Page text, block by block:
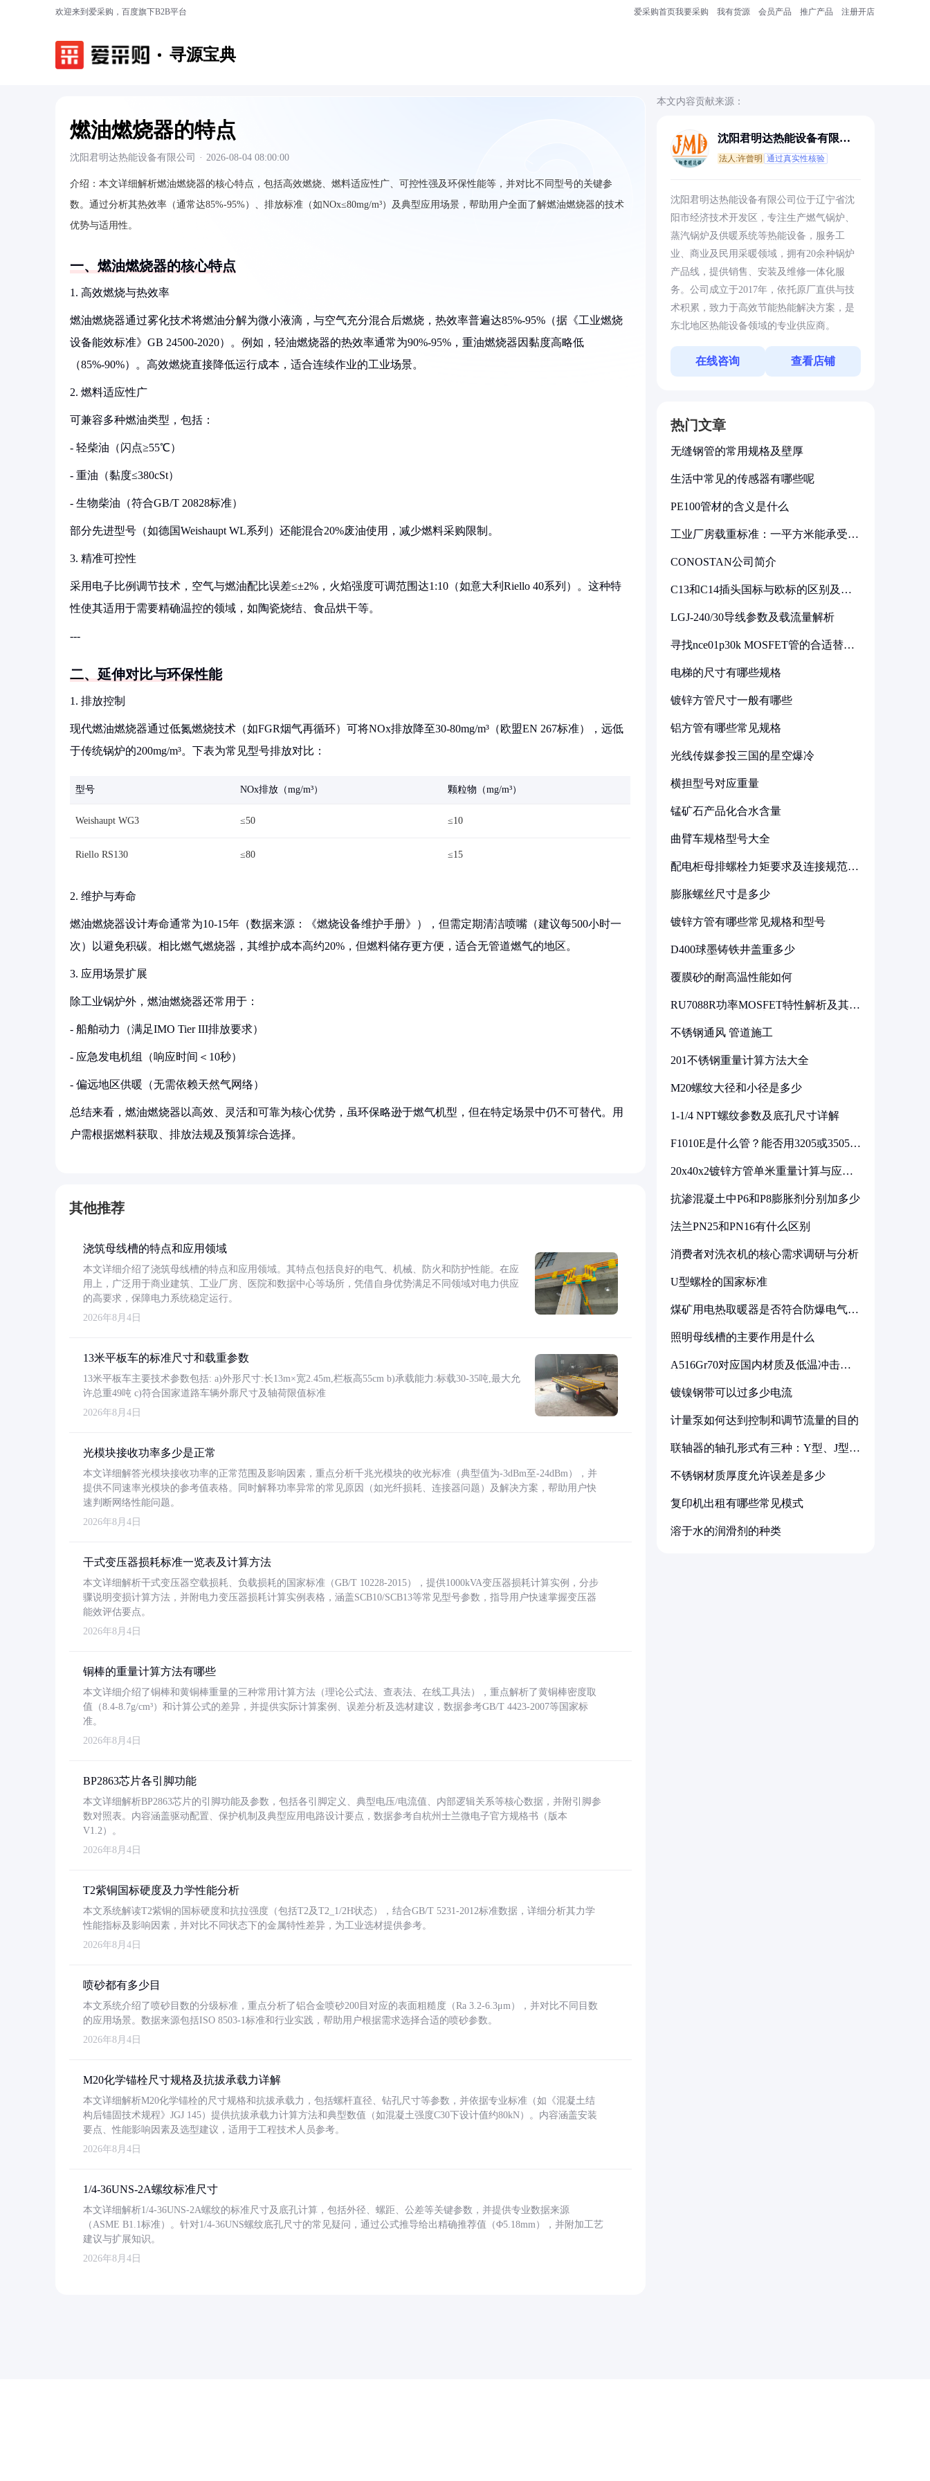
欢迎来到爱采购，百度旗下B2B平台 爱采购首页我要采购 我有货源 会员产品 推广产品 注册开店
寻源宝典
燃油燃烧器的特点
沈阳君明达热能设备有限公司 · 2026-08-04 08:00:00
介绍： 本文详细解析燃油燃烧器的核心特点，包括高效燃烧、燃料适应性广、可控性强及环保性能等，并对比不同型号的关键参
数。通过分析其热效率（通常达85%-95%）、排放标准（如NOx≤80mg/m³）及典型应用场景，帮助用户全面了解燃油燃烧器的技术
优势与适用性。
一、燃油燃烧器的核心特点
1. 高效燃烧与热效率
燃油燃烧器通过雾化技术将燃油分解为微小液滴，与空气充分混合后燃烧，热效率普遍达85%-95%（据《工业燃烧
设备能效标准》GB 24500-2020）。例如，轻油燃烧器的热效率通常为90%-95%，重油燃烧器因黏度高略低
（85%-90%）。高效燃烧直接降低运行成本，适合连续作业的工业场景。
2. 燃料适应性广
可兼容多种燃油类型，包括：
- 轻柴油（闪点≥55℃）
- 重油（黏度≤380cSt）
- 生物柴油（符合GB/T 20828标准）
部分先进型号（如德国Weishaupt WL系列）还能混合20%废油使用，减少燃料采购限制。
3. 精准可控性
采用电子比例调节技术，空气与燃油配比误差≤±2%，火焰强度可调范围达1:10（如意大利Riello 40系列）。这种特
性使其适用于需要精确温控的领域，如陶瓷烧结、食品烘干等。
---
二、延伸对比与环保性能
1. 排放控制
现代燃油燃烧器通过低氮燃烧技术（如FGR烟气再循环）可将NOx排放降至30-80mg/m³（欧盟EN 267标准），远低
于传统锅炉的200mg/m³。下表为常见型号排放对比：
型号 NOx排放（mg/m³） 颗粒物（mg/m³）
Weishaupt WG3 ≤50 ≤10
Riello RS130 ≤80 ≤15
2. 维护与寿命
燃油燃烧器设计寿命通常为10-15年（数据来源：《燃烧设备维护手册》），但需定期清洁喷嘴（建议每500小时一
次）以避免积碳。相比燃气燃烧器，其维护成本高约20%，但燃料储存更方便，适合无管道燃气的地区。
3. 应用场景扩展
除工业锅炉外，燃油燃烧器还常用于：
- 船舶动力（满足IMO Tier III排放要求）
- 应急发电机组（响应时间＜10秒）
- 偏远地区供暖（无需依赖天然气网络）
总结来看，燃油燃烧器以高效、灵活和可靠为核心优势，虽环保略逊于燃气机型，但在特定场景中仍不可替代。用
户需根据燃料获取、排放法规及预算综合选择。
其他推荐
浇筑母线槽的特点和应用领域
本文详细介绍了浇筑母线槽的特点和应用领域。其特点包括良好的电气、机械、防火和防护性能。在应
用上，广泛用于商业建筑、工业厂房、医院和数据中心等场所，凭借自身优势满足不同领域对电力供应
的高要求，保障电力系统稳定运行。
2026年8月4日
13米平板车的标准尺寸和载重参数
13米平板车主要技术参数包括: a)外形尺寸:长13m×宽2.45m,栏板高55cm b)承载能力:标载30-35吨,最大允
许总重49吨 c)符合国家道路车辆外廓尺寸及轴荷限值标准
2026年8月4日
光模块接收功率多少是正常
本文详细解答光模块接收功率的正常范围及影响因素，重点分析千兆光模块的收光标准（典型值为-3dBm至-24dBm），并
提供不同速率光模块的参考值表格。同时解释功率异常的常见原因（如光纤损耗、连接器问题）及解决方案，帮助用户快
速判断网络性能问题。
2026年8月4日
干式变压器损耗标准一览表及计算方法
本文详细解析干式变压器空载损耗、负载损耗的国家标准（GB/T 10228-2015），提供1000kVA变压器损耗计算实例，分步
骤说明变损计算方法，并附电力变压器损耗计算实例表格，涵盖SCB10/SCB13等常见型号参数，指导用户快速掌握变压器
能效评估要点。
2026年8月4日
铜棒的重量计算方法有哪些
本文详细介绍了铜棒和黄铜棒重量的三种常用计算方法（理论公式法、查表法、在线工具法），重点解析了黄铜棒密度取
值（8.4-8.7g/cm³）和计算公式的差异，并提供实际计算案例、误差分析及选材建议，数据参考GB/T 4423-2007等国家标
准。
2026年8月4日
BP2863芯片各引脚功能
本文详细解析BP2863芯片的引脚功能及参数，包括各引脚定义、典型电压/电流值、内部逻辑关系等核心数据，并附引脚参
数对照表。内容涵盖驱动配置、保护机制及典型应用电路设计要点，数据参考自杭州士兰微电子官方规格书（版本
V1.2）。
2026年8月4日
T2紫铜国标硬度及力学性能分析
本文系统解读T2紫铜的国标硬度和抗拉强度（包括T2及T2_1/2H状态），结合GB/T 5231-2012标准数据，详细分析其力学
性能指标及影响因素，并对比不同状态下的金属特性差异，为工业选材提供参考。
2026年8月4日
喷砂都有多少目
本文系统介绍了喷砂目数的分级标准，重点分析了铝合金喷砂200目对应的表面粗糙度（Ra 3.2-6.3μm），并对比不同目数
的应用场景。数据来源包括ISO 8503-1标准和行业实践，帮助用户根据需求选择合适的喷砂参数。
2026年8月4日
M20化学锚栓尺寸规格及抗拔承载力详解
本文详细解析M20化学锚栓的尺寸规格和抗拔承载力，包括螺杆直径、钻孔尺寸等参数，并依据专业标准（如《混凝土结
构后锚固技术规程》JGJ 145）提供抗拔承载力计算方法和典型数值（如混凝土强度C30下设计值约80kN）。内容涵盖安装
要点、性能影响因素及选型建议，适用于工程技术人员参考。
2026年8月4日
1/4-36UNS-2A螺纹标准尺寸
本文详细解析1/4-36UNS-2A螺纹的标准尺寸及底孔计算，包括外径、螺距、公差等关键参数，并提供专业数据来源
（ASME B1.1标准）。针对1/4-36UNS螺纹底孔尺寸的常见疑问，通过公式推导给出精确推荐值（Φ5.18mm），并附加工艺
建议与扩展知识。
2026年8月4日
本文内容贡献来源：
沈阳君明达热能设备有限公
法人:许曾明 通过真实性核验
沈阳君明达热能设备有限公司位于辽宁省沈
阳市经济技术开发区，专注生产燃气锅炉、
蒸汽锅炉及供暖系统等热能设备，服务工
业、商业及民用采暖领域，拥有20余种锅炉
产品线，提供销售、安装及维修一体化服
务。公司成立于2017年，依托原厂直供与技
术积累，致力于高效节能热能解决方案，是
东北地区热能设备领域的专业供应商。
在线咨询 查看店铺
热门文章
无缝钢管的常用规格及壁厚
生活中常见的传感器有哪些呢
PE100管材的含义是什么
工业厂房载重标准：一平方米能承受多
CONOSTAN公司简介
C13和C14插头国标与欧标的区别及其
LGJ-240/30导线参数及载流量解析
寻找nce01p30k MOSFET管的合适替代
电梯的尺寸有哪些规格
镀锌方管尺寸一般有哪些
铝方管有哪些常见规格
光线传媒参投三国的星空爆冷
横担型号对应重量
锰矿石产品化合水含量
曲臂车规格型号大全
配电柜母排螺栓力矩要求及连接规范详
膨胀螺丝尺寸是多少
镀锌方管有哪些常见规格和型号
D400球墨铸铁井盖重多少
覆膜砂的耐高温性能如何
RU7088R功率MOSFET特性解析及其在
不锈钢通风 管道施工
201不锈钢重量计算方法大全
M20螺纹大径和小径是多少
1-1/4 NPT螺纹参数及底孔尺寸详解
F1010E是什么管？能否用3205或3505代
20x40x2镀锌方管单米重量计算与应用
抗渗混凝土中P6和P8膨胀剂分别加多少
法兰PN25和PN16有什么区别
消费者对洗衣机的核心需求调研与分析
U型螺栓的国家标准
煤矿用电热取暖器是否符合防爆电气设
照明母线槽的主要作用是什么
A516Gr70对应国内材质及低温冲击要
镀镍钢带可以过多少电流
计量泵如何达到控制和调节流量的目的
联轴器的轴孔形式有三种：Y型、J型、
不锈钢材质厚度允许误差是多少
复印机出租有哪些常见模式
溶于水的润滑剂的种类